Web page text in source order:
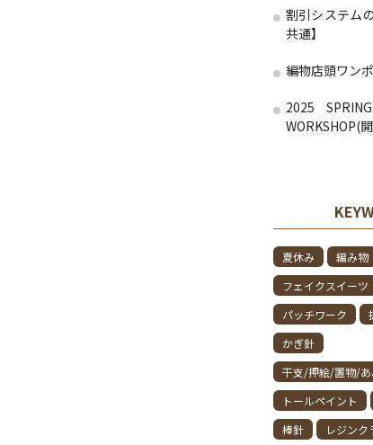
割引システム
共通】
編物店頭ワン
2025
WORKSHOP(
夏休み
編み物
フェイクスイーツ
パッチワーク
かぎ針
干支/押絵/置物/
トールペイント
棒針
レジンク